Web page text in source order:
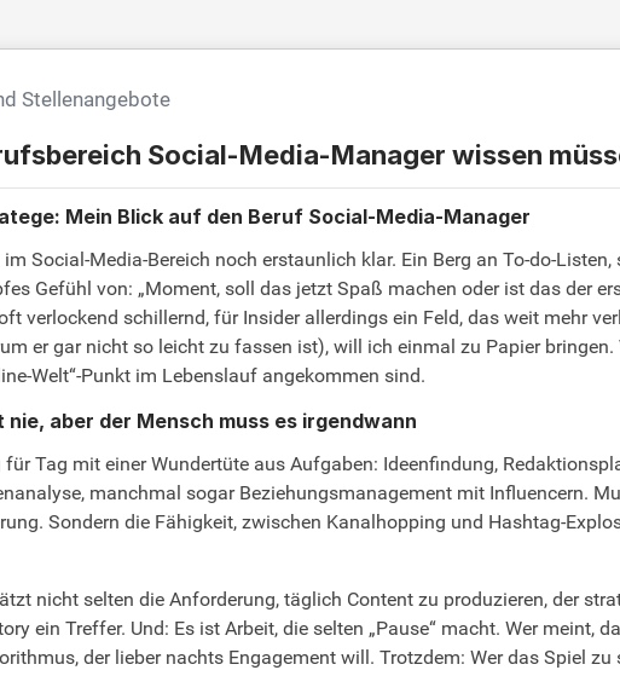
Stellenangebote
Social-Media-Manager wissen
Mein Blick auf den Beruf Social-Media-Manager
Social-Media-Bereich noch erstaunlich klar. Ein Berg an To-do-
Gefühl von: „Moment, soll das jetzt Spaß machen oder ist das der
verlockend schillernd, für Insider allerdings ein Feld, das weit mehr
er gar nicht so leicht zu fassen ist), will ich einmal zu Papier
Welt“-Punkt im Lebenslauf angekommen sind.
aber der Mensch muss es irgendwann
Tag mit einer Wundertüte aus Aufgaben: Ideenfindung,
manchmal sogar Beziehungsmanagement mit Influencern.
Sondern die Fähigkeit, zwischen Kanalhopping und Hashtag-
nicht selten die Anforderung, täglich Content zu produzieren, der
ein Treffer. Und: Es ist Arbeit, die selten „Pause“ macht. Wer meint,
der lieber nachts Engagement will. Trotzdem: Wer das Spiel